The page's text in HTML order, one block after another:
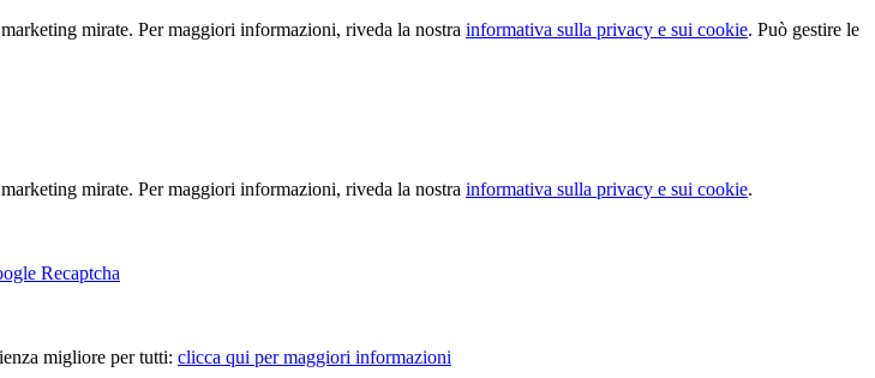
mirate. Per maggiori informazioni, riveda la nostra informativa sulla privacy e sui cookie. Può gestire le
mirate. Per maggiori informazioni, riveda la nostra informativa sulla privacy e sui cookie.
Recaptcha
migliore per tutti: clicca qui per maggiori informazioni